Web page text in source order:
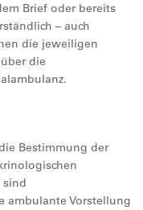
Brief oder bereits
– auch
die jeweiligen
die
Bestimmung der
sind
ambulante Vorstellung